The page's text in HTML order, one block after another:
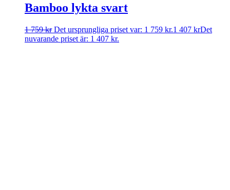
Bamboo lykta svart
1 759kr Det ursprungliga priset var: 1 759 kr.1 407 krDet
nuvarande priset är: 1 407 kr.